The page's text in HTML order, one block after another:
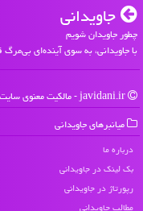
جاویدانی
چطور جاویدان شویم
با جاویدانی، به سوی آینده‌ای
میانبرهای جاویدانی
درباره ما
بک لینک در جاویدانی
رپورتاژ در جاویدانی